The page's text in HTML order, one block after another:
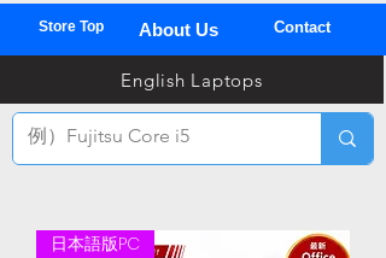
Store Top About Us Contact
English Laptops
日本語版PC